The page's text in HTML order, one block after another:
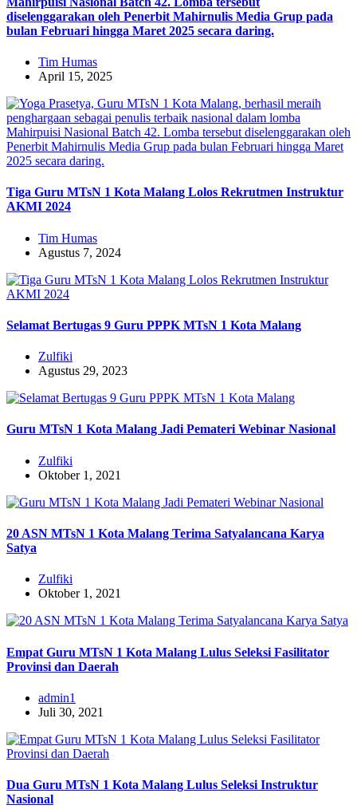
diselenggarakan oleh Penerbit Mahirnulis Media Grup pada
bulan Februari hingga Maret 2025 secara daring.
Tim Humas
April 15, 2025
Tiga Guru MTsN 1 Kota Malang Lolos Rekrutmen Instruktur
AKMI 2024
Tim Humas
Agustus 7, 2024
Selamat Bertugas 9 Guru PPPK MTsN 1 Kota Malang
Zulfiki
Agustus 29, 2023
Guru MTsN 1 Kota Malang Jadi Pemateri Webinar Nasional
Zulfiki
Oktober 1, 2021
20 ASN MTsN 1 Kota Malang Terima Satyalancana Karya
Satya
Zulfiki
Oktober 1, 2021
Empat Guru MTsN 1 Kota Malang Lulus Seleksi Fasilitator
Provinsi dan Daerah
admin1
Juli 30, 2021
Dua Guru MTsN 1 Kota Malang Lulus Seleksi Instruktur
Nasional